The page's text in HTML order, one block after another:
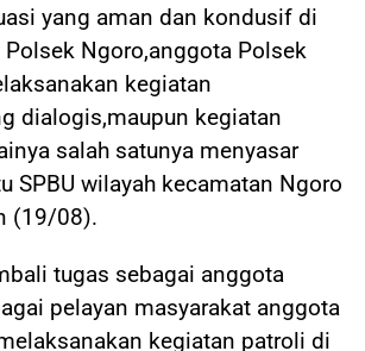
yang aman dan kondusif di
Ngoro,anggota Polsek
kegiatan
dialogis,maupun kegiatan
salah satunya menyasar
SPBU wilayah kecamatan Ngoro
(19/08).
tugas sebagai anggota
pelayan masyarakat anggota
kegiatan patroli di